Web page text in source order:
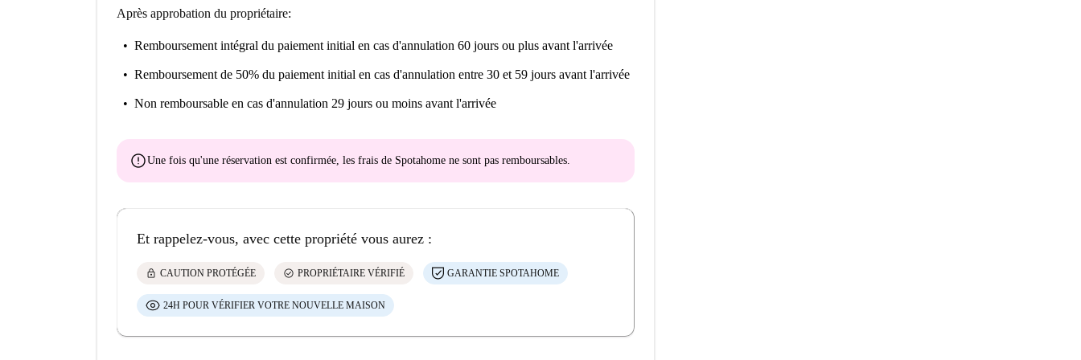
Après approbation du propriétaire:
Remboursement intégral du paiement initial en cas d'annulation 60 jours ou plus avant l'arrivée
Remboursement de 50% du paiement initial en cas d'annulation entre 30 et 59 jours avant l'arrivée
Non remboursable en cas d'annulation 29 jours ou moins avant l'arrivée
errorUne fois qu'une réservation est confirmée, les frais de Spotahome ne sont pas remboursables.
Et rappelez-vous, avec cette propriété vous aurez :
lock CAUTION PROTÉGÉE check_circle PROPRIÉTAIRE VÉRIFIÉ GARANTIE SPOTAHOME
24H POUR VÉRIFIER VOTRE NOUVELLE MAISON